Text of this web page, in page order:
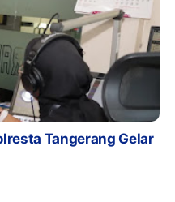
Tangerang Gelar